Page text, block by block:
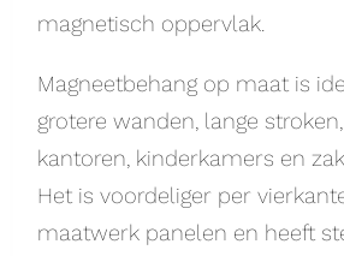
magnetisch oppervlak.
Magneetbehang op maat is
grotere wanden, lange
kantoren, kinderkamers en
Het is voordeliger per
maatwerk panelen en heeft